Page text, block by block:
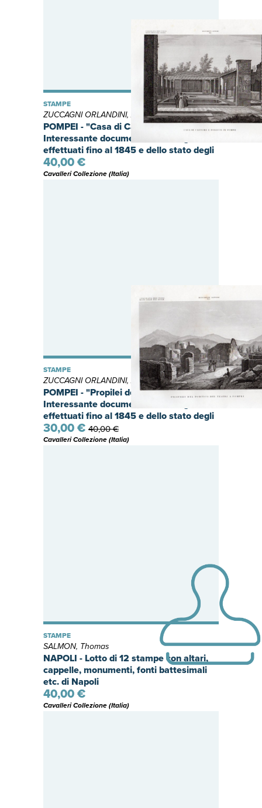
POMPEI - "Casa di Castore e Polluce"
Interessante documentazione degli scavi
effettuati fino al 1845 e dello stato degli
edifici.
STAMPE
ZUCCAGNI ORLANDINI, Attilio
40,00 €
Cavalleri Collezione (Italia)
POMPEI - "Propilei del Portico dei Teatri"
Interessante documentazione degli scavi
effettuati fino al 1845 e dello stato degli
edifici.
STAMPE
ZUCCAGNI ORLANDINI, Attilio
30,00 € 40,00 €
Cavalleri Collezione (Italia)
NAPOLI - Lotto di 12 stampe con altari,
cappelle, monumenti, fonti battesimali
etc. di Napoli
STAMPE
SALMON, Thomas
40,00 €
Cavalleri Collezione (Italia)